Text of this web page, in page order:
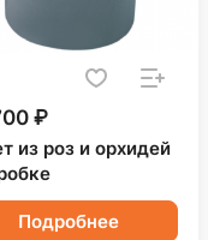
₽
из роз и орхидей
Подробнее